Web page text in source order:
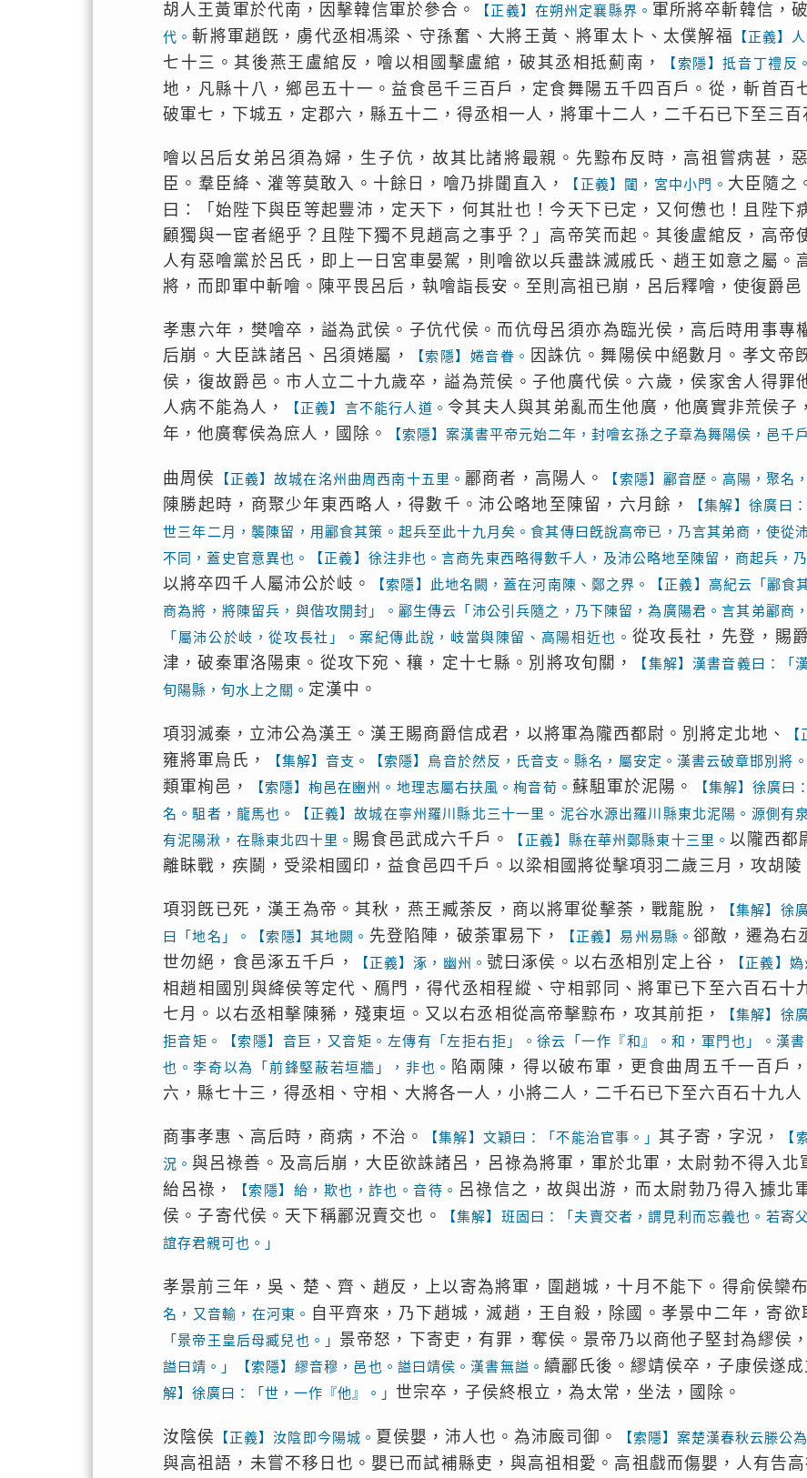
胡人王黃軍於代南，因擊韓信軍於參合。
【正義】在朔州定襄縣界。 軍所將卒斬韓信，
代。斬將軍趙旣，虜代丞相馮梁、守孫奮、大將王黃、將軍太卜、太僕解福 【正義】
七十三。其後燕王盧綰反，噲以相國擊盧綰，破其丞相抵薊南，
【索隱】抵音丁禮反
地，凡縣十八，鄉邑五十一。益食邑千三百戶，定食舞陽五千四百戶。從，斬首百
破軍七，下城五，定郡六，縣五十二，得丞相一人，將軍十二人，二千石已下至三百
噲以呂后女弟呂須為婦，生子伉，故其比諸將最親。先黥布反時，高祖嘗病甚，
臣。羣臣絳、灌等莫敢入。十餘日，噲乃排闥直入，
【正義】闥，宮中小門。 大臣隨之
曰：「始陛下與臣等起豐沛，定天下，何其壯也！今天下已定，又何憊也！且陛下
顧獨與一宦者絕乎？且陛下獨不見趙高之事乎？」高帝笑而起。其後盧綰反，高帝
人有惡噲黨於呂氏，即上一日宮車晏駕，則噲欲以兵盡誅滅戚氏、趙王如意之屬。
將，而即軍中斬噲。陳平畏呂后，執噲詣長安。至則高祖已崩，呂后釋噲，使復爵邑
孝惠六年，樊噲卒，謚為武侯。子伉代侯。而伉母呂須亦為臨光侯，高后時用事專
后崩。大臣誅諸呂、呂須婘屬，
【索隱】婘音眷。 因誅伉。舞陽侯中絕數月。孝文帝
侯，復故爵邑。市人立二十九歲卒，謚為荒侯。子他廣代侯。六歲，侯家舍人得罪
人病不能為人，
【正義】言不能行人道。 令其夫人與其弟亂而生他廣，他廣實非荒侯子
年，他廣奪侯為庶人，國除。
【索隱】案漢書平帝元始二年，封噲玄孫之子章為舞陽侯，邑千
曲周侯 【正義】故城在洺州曲周西南十五里。 酈商者，高陽人。 【索隱】酈音歷。高陽，聚名
陳勝起時，商聚少年東西略人，得數千。沛公略地至陳留，六月餘，
【集解】徐廣曰
世三年二月，襲陳留，用酈食其策。起兵至此十九月矣。食其傳曰旣說高帝已，乃言其弟商，使從
不同，蓋史官意異也。【正義】徐注非也。言商先東西略得數千人，及沛公略地至陳留，商起兵，
以將卒四千人屬沛公於岐。
【索隱】此地名闕，蓋在河南陳、鄭之界。【正義】高紀云「酈
商為將，將陳留兵，與偕攻開封」。酈生傳云「沛公引兵隨之，乃下陳留，為廣陽君。言其弟酈商
「屬沛公於岐，從攻長社」。案紀傳此說，岐當與陳留、高陽相近也。 從攻長社，先登，賜
津，破秦軍洛陽東。從攻下宛、穰，定十七縣。別將攻旬關，
【集解】漢書音義曰：「
旬陽縣，旬水上之關。 定漢中。
項羽滅秦，立沛公為漢王。漢王賜商爵信成君，以將軍為隴西都尉。別將定北地、
雍將軍烏氏，
【集解】音支。【索隱】烏音於然反，氏音支。縣名，屬安定。漢書云破章邯別將
類軍栒邑，
【索隱】栒邑在豳州。地理志屬右扶風。栒音荀。 蘇駔軍於泥陽。
【集解】徐廣曰
名。駔者，龍馬也。【正義】故城在寧州羅川縣北三十一里。泥谷水源出羅川縣東北泥陽。源側有
有泥陽湫，在縣東北四十里。 賜食邑武成六千戶。 【正義】縣在華州鄭縣東十三里。以隴西都
離眛戰，疾鬬，受梁相國印，益食邑四千戶。以梁相國將從擊項羽二歲三月，攻胡陵
項羽旣已死，漢王為帝。其秋，燕王臧荼反，商以將軍從擊荼，戰龍脫，
【集解】徐
曰「地名」。【索隱】其地闕。 先登陷陣，破荼軍易下， 【正義】易州易縣。郤敵，遷為右
世勿絕，食邑涿五千戶，
【正義】涿，幽州。號曰涿侯。以右丞相別定上谷， 【正義】媯
相趙相國別與絳侯等定代、鴈門，得代丞相程縱、守相郭同、將軍已下至六百石十
七月。以右丞相擊陳豨，殘東垣。又以右丞相從高帝擊黥布，攻其前拒，
【集解】徐
拒音矩。【索隱】音巨，又音矩。左傳有「左拒右拒」。徐云「一作『和』。和，軍門也」。漢
也。李奇以為「前鋒堅蔽若垣牆」，非也。 陷兩陳，得以破布軍，更食曲周五千一百戶
六，縣七十三，得丞相、守相、大將各一人，小將二人，二千石已下至六百石十九人
商事孝惠、高后時，商病，不治。 【集解】文穎曰：「不能治官事。」 其子寄，字況，
【
況。與呂祿善。及高后崩，大臣欲誅諸呂，呂祿為將軍，軍於北軍，太尉勃不得入
紿呂祿，
【索隱】紿，欺也，詐也。音待。 呂祿信之，故與出游，而太尉勃乃得入據北
侯。子寄代侯。天下稱酈況賣交也。
【集解】班固曰：「夫賣交者，謂見利而忘義也。若寄
誼存君親可也。」
孝景前三年，吳、楚、齊、趙反，上以寄為將軍，圍趙城，十月不能下。得俞侯欒布
名，又音輸，在河東。
自平齊來，乃下趙城，滅趙，王自殺，除國。孝景中二年，寄欲
「景帝王皇后母臧兒也。」 景帝怒，下寄吏，有罪，奪侯。景帝乃以商他子堅封為繆侯，
謚曰靖。」【索隱】繆音穆，邑也。謚曰靖侯。漢書無謚。 續酈氏後。繆靖侯卒，子康侯遂
解】徐廣曰：「世，一作『他』。」 世宗卒，子侯終根立，為太常，坐法，國除。
汝陰侯 【正義】汝陰即今陽城。 夏侯嬰，沛人也。為沛廄司御。 【索隱】案楚漢春秋云滕公
與高祖語，未嘗不移日也。嬰已而試補縣吏，與高祖相愛。高祖戲而傷嬰，人有告高